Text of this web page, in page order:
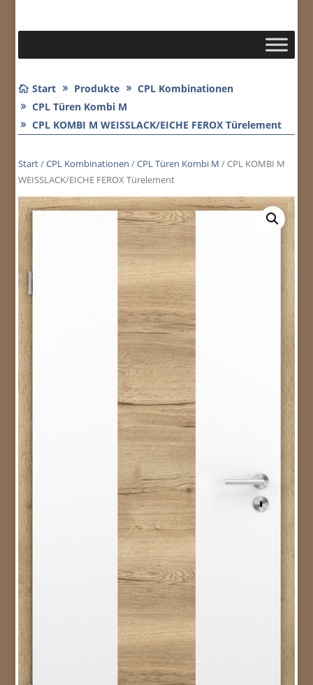
Start Produkte
CPL Kombinationen
CPL Türen Kombi M
CPL KOMBI M WEISSLACK/EICHE FEROX Türelement
Start/CPL Kombinationen /CPL Türen Kombi M / CPL KOMBI M
WEISSLACK/EICHE FEROX Türelement